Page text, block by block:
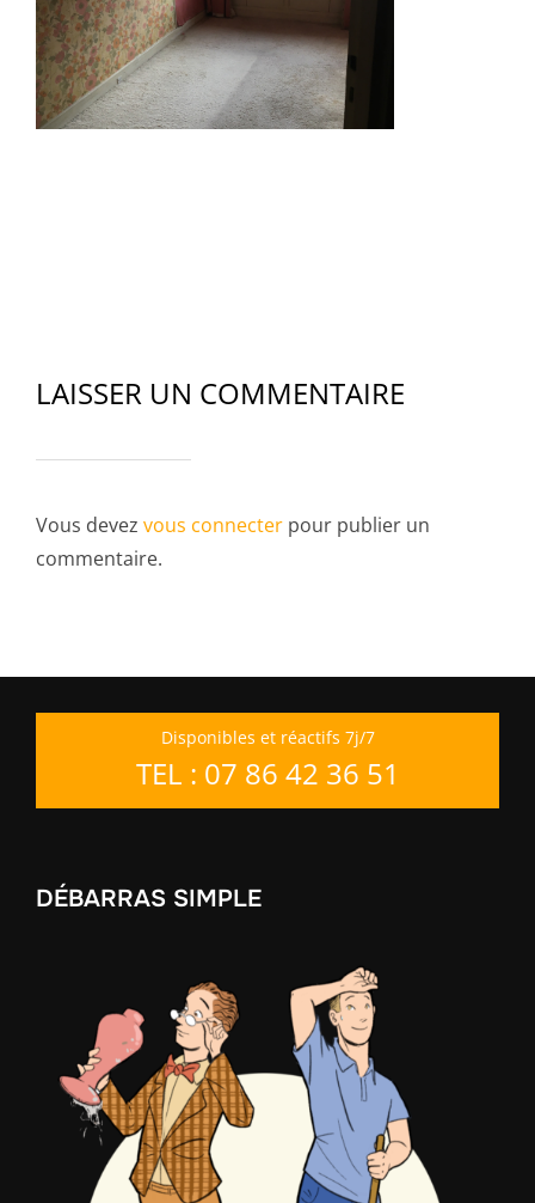
LAISSER UN COMMENTAIRE
Vous devez vous connecter pour publier un
commentaire.
Disponibles et réactifs 7j/7
TEL : 07 86 42 36 51
DÉBARRAS SIMPLE